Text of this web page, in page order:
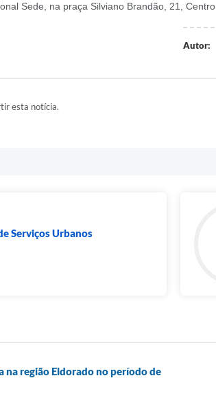
Sede, na praça Silviano Brandão, 21, Centro.
Autor:
esta notícia.
Serviços Urbanos
na região Eldorado no período de